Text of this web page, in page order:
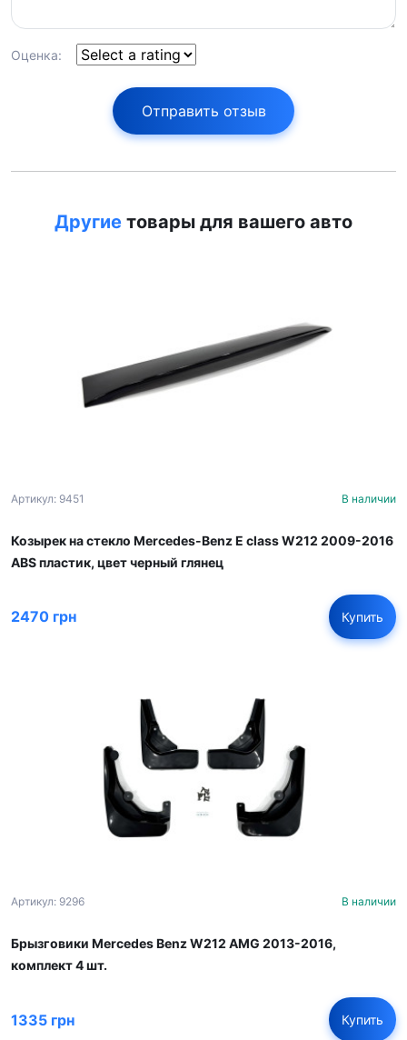
Оценка:
Отправить отзыв
Другие товары для вашего авто
Артикул: 9451 В наличии
Козырек на стекло Mercedes-Benz E class W212 2009-2016
ABS пластик, цвет черный глянец
2470 грн Купить
Артикул: 9296 В наличии
Брызговики Mercedes Benz W212 AMG 2013-2016,
комплект 4 шт.
1335 грн Купить